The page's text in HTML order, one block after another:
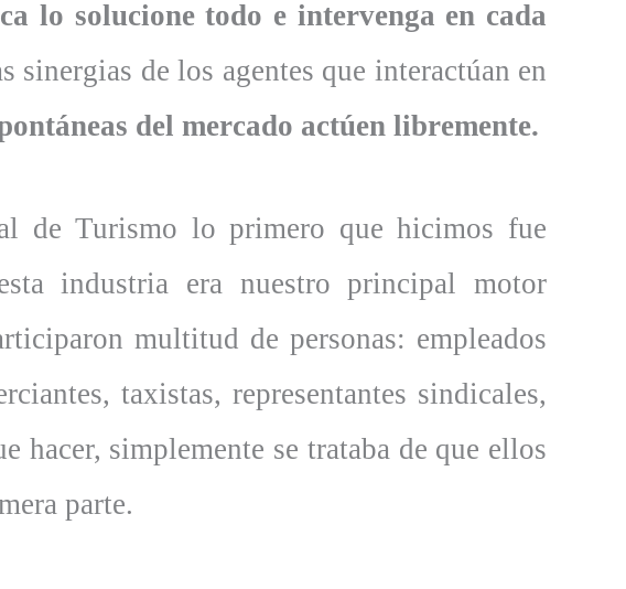
lo solucione todo e intervenga en cada
sinergias de los agentes que interactúan en
del mercado actúen libremente.
de Turismo lo primero que hicimos fue
industria era nuestro principal motor
multitud de personas: empleados
taxistas, representantes sindicales,
hacer, simplemente se trataba de que ellos
parte.